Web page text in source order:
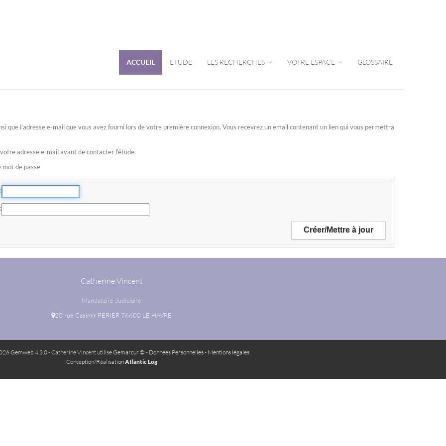
ACCUEIL ETUDE LES RECHERCHES VOTRE ESPACE GLOSSAIRE
que l'adresse e-mail que vous avez fourni lors de votre première connexion. Vous recevrez un email contenant un lien qui vous permettra
adresse e-mail avant de contacter l'étude.
de passe
Catherine Vincent
Mandataire Judiciaire
20 rue Casimir PERIER 76600 LE HAVRE
Gemweb 4.3.0- Catherine Vincent utiliseGemarcur © - Données Personnelles- Mentions légales
Conception/RéalisationAtlantic Log